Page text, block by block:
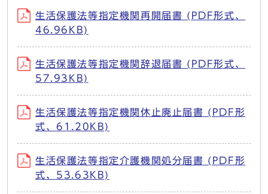
生活保護法等指定機関再開届書 (PDF形式、
46.96KB)
生活保護法等指定機関辞退届書 (PDF形式、
57.93KB)
生活保護法等指定機関休止廃止届書 (PDF形
式、61.20KB)
生活保護法等指定介護機関処分届書 (PDF形
式、53.63KB)